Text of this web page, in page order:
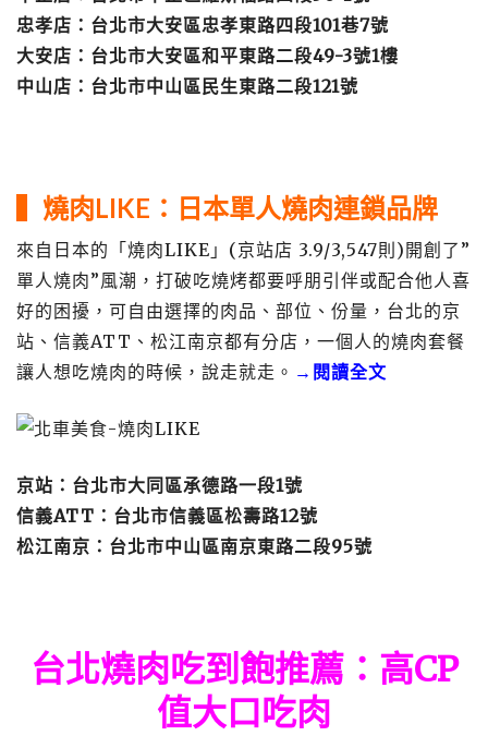
忠孝店：台北市大安區忠孝東路四段101巷7號
大安店：台北市大安區和平東路二段49-3號1樓
中山店：台北市中山區民生東路二段121號
▍燒肉LIKE ： 日本單人燒肉連鎖品牌
來自日本的「燒肉LIKE」(京站店 3.9/3,547則)開創了”
單人燒肉”風潮，打破吃燒烤都要呼朋引伴或配合他人喜
好的困擾，可自由選擇的肉品、部位、份量，台北的京
站、信義ATT、松江南京都有分店，一個人的燒肉套餐
讓人想吃燒肉的時候，說走就走。 →閱讀全文
京站：台北市大同區承德路一段1號
信義ATT：台北市信義區松壽路12號
松江南京：台北市中山區南京東路二段95號
台北燒肉吃到飽推薦：高CP
值大口吃肉